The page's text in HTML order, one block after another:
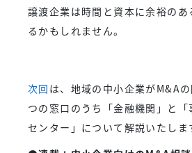
譲渡企業は時間と資本に余裕の
るかもしれません。
次回 は、地域の中小企業がM&A
つの窓口のうち「金融機関」と「
センター」について解説いたしま